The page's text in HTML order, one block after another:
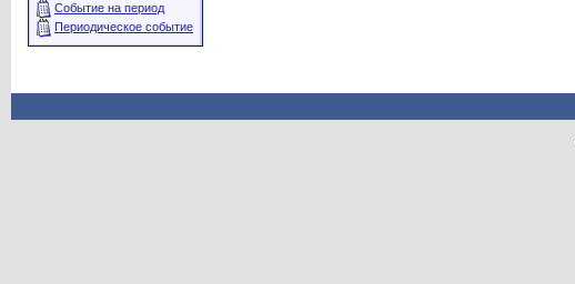
Событие на период
Периодическое событие